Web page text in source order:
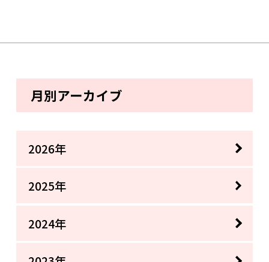
月別アーカイブ
2026年
2025年
2024年